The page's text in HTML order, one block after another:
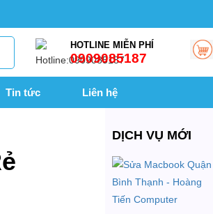
HOTLINE MIỄN PHÍ
0909085187
Tin tức Liên hệ
DỊCH VỤ MỚI